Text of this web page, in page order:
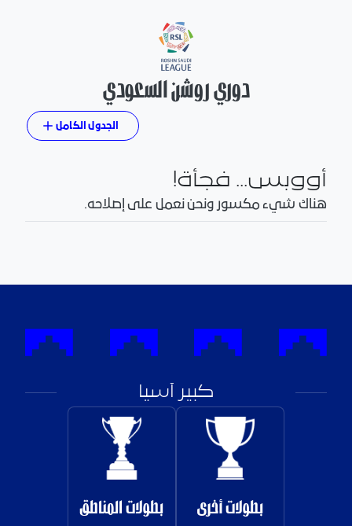
دوري روشن السعودي
الجدول الكامل
أووبس... فجأة!
هناك شيء مكسور ونحن نعمل على إصلاحه.
كبير آسيا
بطولات أخرى بطولات المناطق